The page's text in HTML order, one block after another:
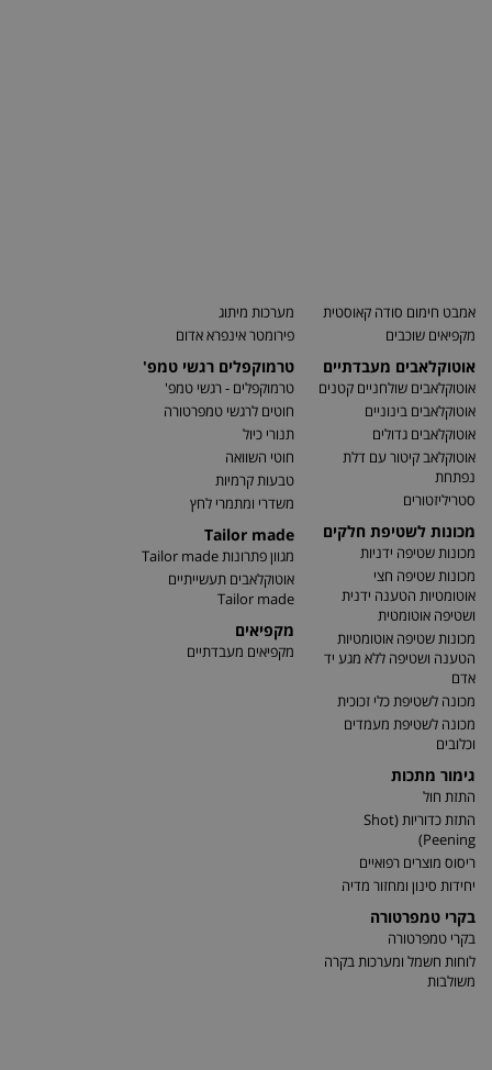
אמבט חימום סודה קאוסטית
מקפיאים שוכבים
אוטוקלאבים מעבדתיים
אוטוקלאבים שולחניים קטנים
אוטוקלאבים בינוניים
אוטוקלאבים גדולים
אוטוקלאב קיטור עם דלת
נפתחת
סטריליזטורים
מכונות לשטיפת חלקים
מכונות שטיפה ידניות
מכונות שטיפה חצי
אוטומטיות הטענה ידנית
ושטיפה אוטומטית
מכונות שטיפה אוטומטיות
הטענה ושטיפה ללא מגע יד
אדם
מכונה לשטיפת כלי זכוכית
מכונה לשטיפת מעמדים
וכלובים
גימור מתכות
התזת חול
התזת כדוריות (Shot
Peening)
ריסוס מוצרים רפואיים
יחידות סינון ומחזור מדיה
בקרי טמפרטורה
בקרי טמפרטורה
לוחות חשמל ומערכות בקרה
משולבות
מערכות מיתוג
פירומטר אינפרא אדום
טרמוקפלים רגשי טמפ'
טרמוקפלים - רגשי טמפ'
חוטים לרגשי טמפרטורה
תנורי כיול
חוטי השוואה
טבעות קרמיות
משדרי ומתמרי לחץ
Tailor made
מגוון פתרונות Tailor made
אוטוקלאבים תעשייתיים
Tailor made
מקפיאים
מקפיאים מעבדתיים